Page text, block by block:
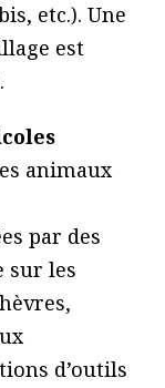
etc.). Une
est
animaux
par des
sur les
d’outils